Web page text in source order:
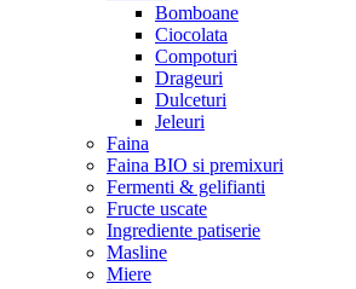
Bomboane
Ciocolata
Compoturi
Drageuri
Dulceturi
Jeleuri
Faina
Faina BIO si premixuri
Fermenti & gelifianti
Fructe uscate
Ingrediente patiserie
Masline
Miere